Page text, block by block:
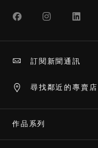
FacebookInstagram
尋找鄰近的專賣店
訂閱新聞通訊
作品系列